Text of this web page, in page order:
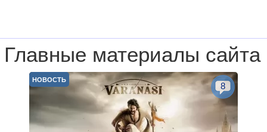
Главные материалы сайта
НОВОСТЬ
8